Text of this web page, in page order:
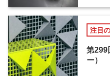
注目
第299
ー）